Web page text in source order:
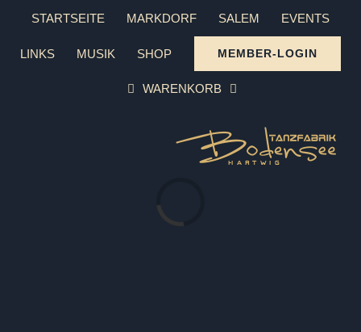
Zum
springen
STARTSEITE MARKDORF SALEM EVENTS
LINKS MUSIK SHOP MEMBER-LOGIN
WARENKORB